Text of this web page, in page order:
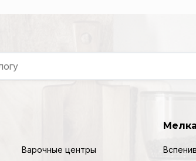
Варочные центры